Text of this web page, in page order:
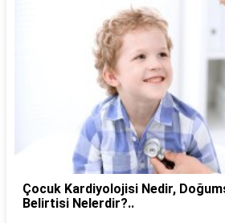
Çocuk Kardiyolojisi Nedir,
Belirtisi Nelerdir?..